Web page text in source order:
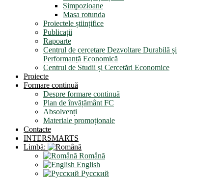
Simpozioane
Masa rotunda
Proiectele științifice
Publicații
Rapoarte
Centrul de cercetare Dezvoltare Durabilă și
Performanță Economică
Centrul de Studii și Cercetări Economice
Proiecte
Formare continuă
Despre formare continuă
Plan de învățământ FC
Absolvenți
Materiale promoționale
Contacte
INTERSMARTS
Limbă:
Română
English
Русский